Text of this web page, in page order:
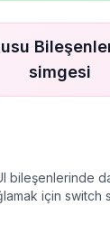
simgesi
bileşenlerinde
için switch